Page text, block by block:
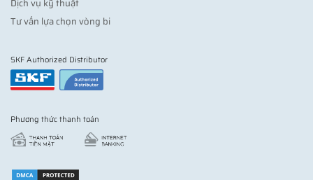
Dịch vụ kỹ thuật
Tư vấn lựa chọn vòng bi
SKF Authorized Distributor
Phương thức thanh toán